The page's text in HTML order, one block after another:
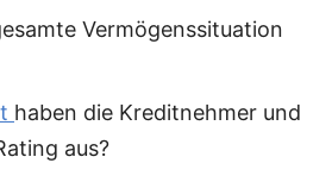
Vermögenssituation
haben die Kreditnehmer und
aus?